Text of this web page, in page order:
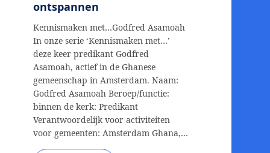
ontspannen
Kennismaken met…Godfred Asamoah
In onze serie ‘Kennismaken met…’
deze keer predikant Godfred
Asamoah, actief in de Ghanese
gemeenschap in Amsterdam. Naam:
Godfred Asamoah Beroep/functie:
binnen de kerk: Predikant
Verantwoordelijk voor activiteiten
voor gemeenten: Amsterdam Ghana,…